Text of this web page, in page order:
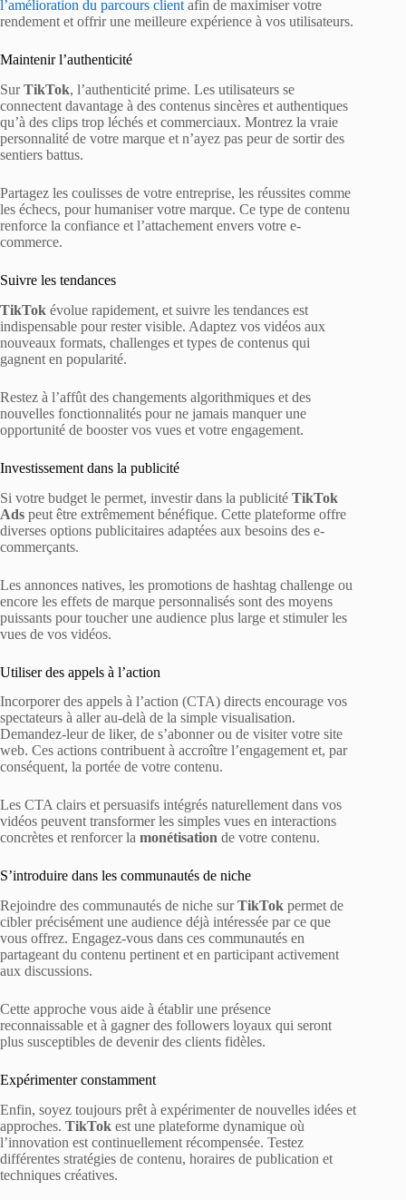
l’amélioration du parcours client afin de maximiser votre
rendement et offrir une meilleure expérience à vos utilisateurs.
Maintenir l’authenticité
SurTikTok, l’authenticité prime. Les utilisateurs se
connectent davantage à des contenus sincères et authentiques
qu’à des clips trop léchés et commerciaux. Montrez la vraie
personnalité de votre marque et n’ayez pas peur de sortir des
sentiers battus.
Partagez les coulisses de votre entreprise, les réussites comme
les échecs, pour humaniser votre marque. Ce type de contenu
renforce la confiance et l’attachement envers votre e-
commerce.
Suivre les tendances
TikTok évolue rapidement, et suivre les tendances est
indispensable pour rester visible. Adaptez vos vidéos aux
nouveaux formats, challenges et types de contenus qui
gagnent en popularité.
Restez à l’affût des changements algorithmiques et des
nouvelles fonctionnalités pour ne jamais manquer une
opportunité de booster vos vues et votre engagement.
Investissement dans la publicité
Si votre budget le permet, investir dans la publicité TikTok
Ads peut être extrêmement bénéfique. Cette plateforme offre
diverses options publicitaires adaptées aux besoins des e-
commerçants.
Les annonces natives, les promotions de hashtag challenge ou
encore les effets de marque personnalisés sont des moyens
puissants pour toucher une audience plus large et stimuler les
vues de vos vidéos.
Utiliser des appels à l’action
Incorporer des appels à l’action (CTA) directs encourage vos
spectateurs à aller au-delà de la simple visualisation.
Demandez-leur de liker, de s’abonner ou de visiter votre site
web. Ces actions contribuent à accroître l’engagement et, par
conséquent, la portée de votre contenu.
Les CTA clairs et persuasifs intégrés naturellement dans vos
vidéos peuvent transformer les simples vues en interactions
concrètes et renforcer la monétisation de votre contenu.
S’introduire dans les communautés de niche
Rejoindre des communautés de niche surTikTok permet de
cibler précisément une audience déjà intéressée par ce que
vous offrez. Engagez-vous dans ces communautés en
partageant du contenu pertinent et en participant activement
aux discussions.
Cette approche vous aide à établir une présence
reconnaissable et à gagner des followers loyaux qui seront
plus susceptibles de devenir des clients fidèles.
Expérimenter constamment
Enfin, soyez toujours prêt à expérimenter de nouvelles idées et
approches. TikTok est une plateforme dynamique où
l’innovation est continuellement récompensée. Testez
différentes stratégies de contenu, horaires de publication et
techniques créatives.